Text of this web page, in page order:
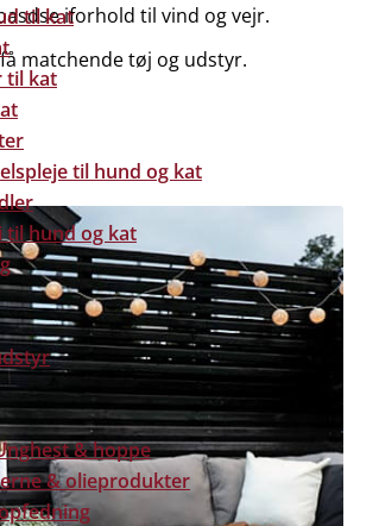
til kat
til kat
til hund og kat
til hund og kat
& hoppe
& olieprodukter
iforhold til vind og vejr.
matchende tøj og udstyr.